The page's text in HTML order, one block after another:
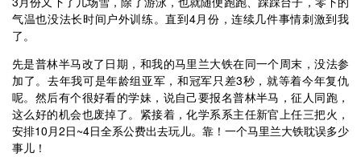
气温也没法长时间户外训练。直到4月份，连续几件事情刺激到我
了。
先是普林半马改了日期，和我的马里兰大铁在同一个周末，没法参
加了。去年我可是年龄组亚军，和冠军只差3秒，就等着今年复仇
呢。然后有个很好看的学妹，说自己要报名普林半马，征人同跑，
这么好的机会也废掉了。紧接着，化学系系主任新官上任三把火，
安排10月2日~4日全系公费出去玩儿。靠！一个马里兰大铁耽误多少
事儿！